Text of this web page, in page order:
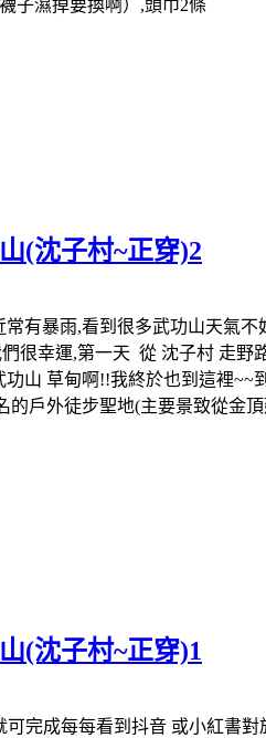
子濕掉要換啊）,頭巾2條
(沈子村~正穿)2
有暴雨,看到很多武功山天氣
很幸運,第一天 從 沈子村 走
山 草甸啊!!我終於也到這裡
的戶外徒步聖地(主要景致從金
(沈子村~正穿)1
完成每每看到抖音 或小紅書